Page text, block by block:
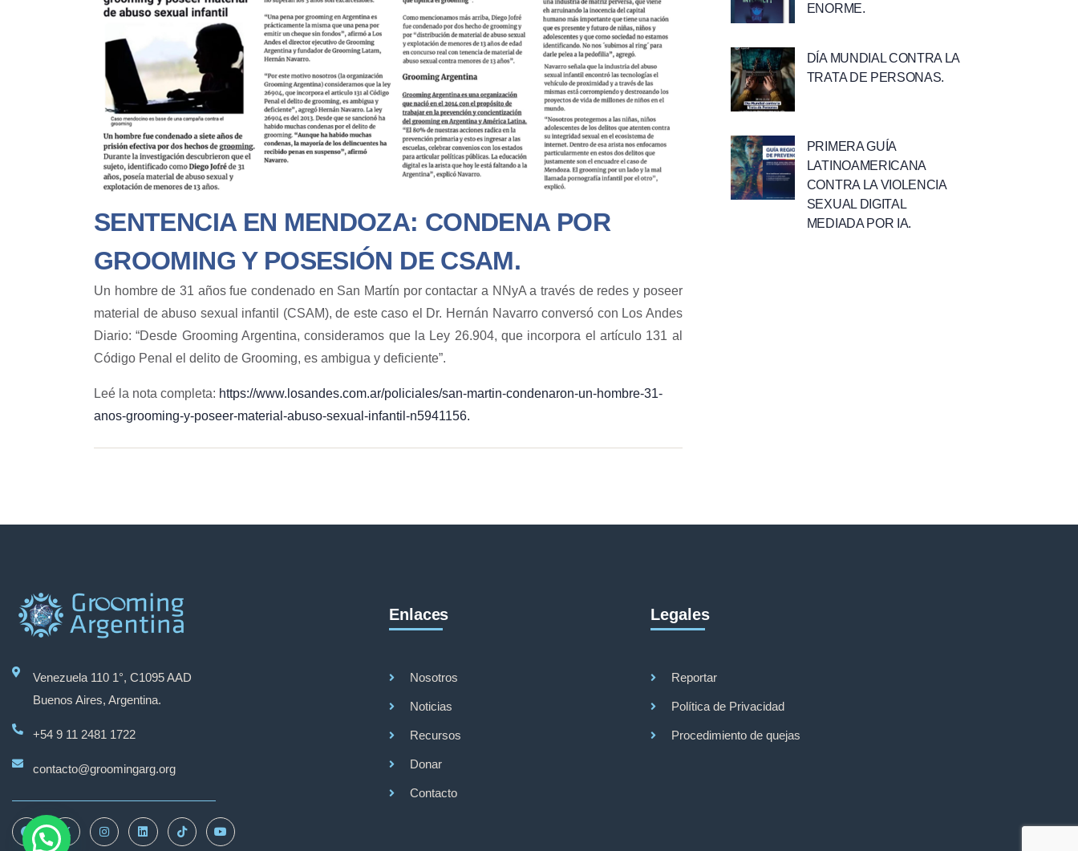
SENTENCIA EN MENDOZA: CONDENA POR
GROOMING Y POSESIÓN DE CSAM.
Un hombre de 31 años fue condenado en San Martín por contactar a NNyA a través de redes y poseer
material de abuso sexual infantil (CSAM), de este caso el Dr. Hernán Navarro conversó con Los Andes
Diario: “Desde Grooming Argentina, consideramos que la Ley 26.904, que incorpora el artículo 131 al
Código Penal el delito de Grooming, es ambigua y deficiente”.
Leé la nota completa: https://www.losandes.com.ar/policiales/san-martin-condenaron-un-hombre-31-
anos-grooming-y-poseer-material-abuso-sexual-infantil-n5941156.
ENORME.
DÍA MUNDIAL CONTRA LA
TRATA DE PERSONAS.
PRIMERA GUÍA
LATINOAMERICANA
CONTRA LA VIOLENCIA
SEXUAL DIGITAL
MEDIADA POR IA.
Venezuela 110 1°, C1095 AAD
Buenos Aires, Argentina.
+54 9 11 2481 1722
contacto@groomingarg.org
Enlaces
Nosotros
Noticias
Recursos
Donar
Contacto
Legales
Reportar
Política de Privacidad
Procedimiento de quejas